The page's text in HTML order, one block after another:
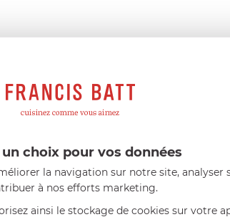
à 12:04
ply poignée
complé...»
Florence 63 ans
Couteau complet avec lame, joint
pour le robot cuiseur Cook Expert
fait. La livraison a été très rapide. ...»
choix pour vos données
la navigation sur notre site, analyser
à nos efforts marketing.
ainsi le stockage de cookies sur votre